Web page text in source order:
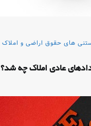
های حقوق اراضی و املاک
عادی املاک چه شد؟